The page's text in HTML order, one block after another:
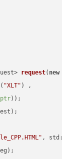
request( new
"XLT" ) ,
))
,